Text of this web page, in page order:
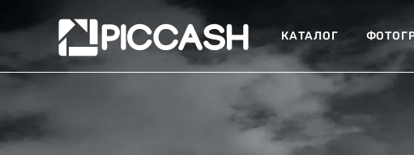
КАТАЛОГ